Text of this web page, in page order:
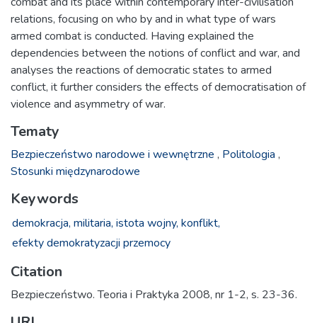
relations, focusing on who by and in what type of wars
armed combat is conducted. Having explained the
dependencies between the notions of conflict and war, and
analyses the reactions of democratic states to armed
conflict, it further considers the effects of democratisation of
violence and asymmetry of war.
Tematy
Bezpieczeństwo narodowe i wewnętrzne , Politologia ,
Stosunki międzynarodowe
Keywords
demokracja, militaria, istota wojny, konflikt,
efekty demokratyzacji przemocy
Citation
Bezpieczeństwo. Teoria i Praktyka 2008, nr 1-2, s. 23-36.